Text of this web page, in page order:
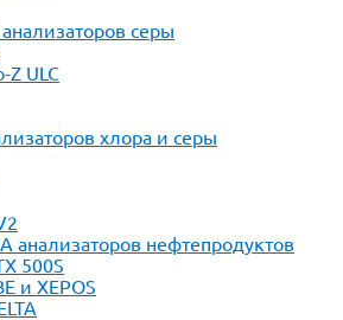
серы
Z ULC
хлора и серы
анализаторов нефтепродуктов
500S
и XEPOS